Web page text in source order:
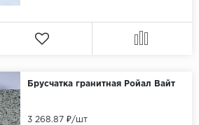
Брусчатка гранитная Ройал Вайт
3 268.87 ₽/шт